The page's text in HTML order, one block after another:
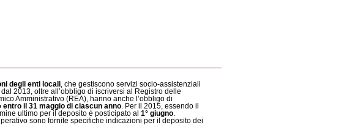
degli enti locali, che gestiscono servizi socio-assistenziali
2013, oltre all’obbligo di iscriversi al Registro delle
Amministrativo (REA), hanno anche l’obbligo di
entro il 31 maggiodi ciascun anno. Per il 2015, essendo il
ultimo per il deposito è posticipato al 1° giugno.
sono fornite specifiche indicazioni per il deposito dei